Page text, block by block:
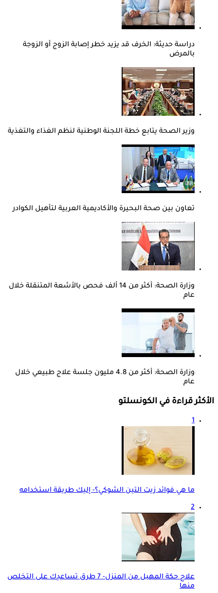
دراسة حديثة: الخرف قد يزيد خطر إصابة الزوج أو الزوجة
بالمرض
وزير الصحة يتابع خطة اللجنة الوطنية لنظم الغذاء والتغذية
تعاون بين صحة البحيرة والأكاديمية العربية لتأهيل الكوادر
وزارة الصحة: أكثر من 14 ألف فحص بالأشعة المتنقلة خلال
عام
وزارة الصحة: أكثر من 4.8 مليون جلسة علاج طبيعي خلال
عام
الأكثر قراءة في الكونسلتو
1
ما هي فوائد زيت التين الشوكي؟- إليك طريقة استخدامه
2
علاج حكة المهبل من المنزل- 7 طرق تساعدِك على التخلص
منها